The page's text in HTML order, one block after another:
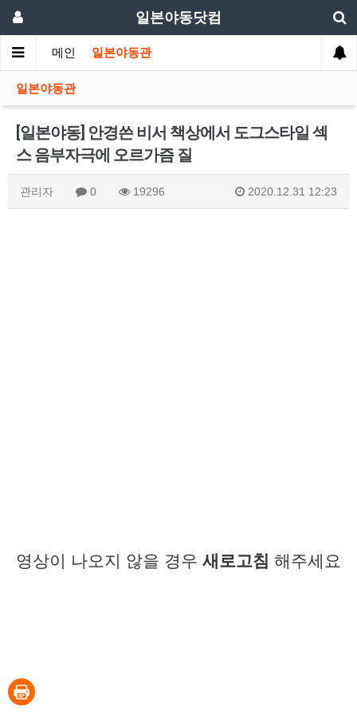
일본야동닷컴
메인 일본야동관
일본야동관
[일본야동] 안경쓴 비서 책상에서 도그스타일 섹
스 음부자극에 오르가즘 질
관리자 0 19296 2020.12.31 12:23
영상이 나오지 않을 경우 새로고침 해주세요